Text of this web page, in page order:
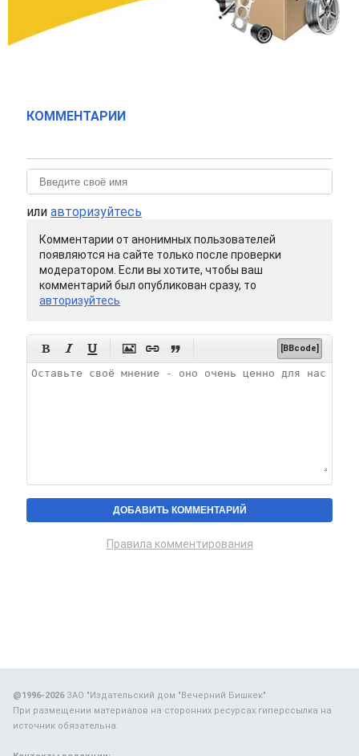
КОММЕНТАРИИ
или авторизуйтесь
Комментарии от анонимных пользователей
появляются на сайте только после проверки
модератором. Если вы хотите, чтобы ваш
комментарий был опубликован сразу, то
авторизуйтесь
      [BBcode]
Правила комментирования
@1996-2026ЗАО "Издательский дом "Вечерний Бишкек"
При размещении материалов на сторонних ресурсах гиперссылка на
источник обязательна.